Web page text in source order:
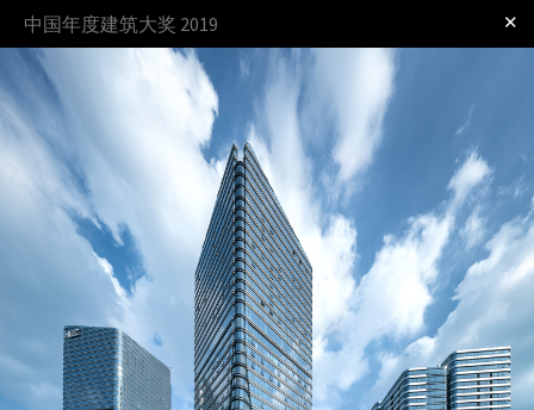
登录
奖项 过程 规则
中国年度建筑大奖 2019 ✕